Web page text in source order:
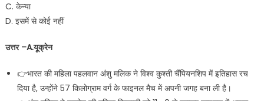
C. केन्या
D. इसमें से कोई नहीं
उत्तर –A.यूक्रेन
👉भारत की महिला पहलवान अंशु मलिक ने विश्व कुश्ती चैंपियनशिप में इतिहास रच
दिया है, उन्होंने 57 किलोग्राम वर्ग के फाइनल मैच में अपनी जगह बना ली है।